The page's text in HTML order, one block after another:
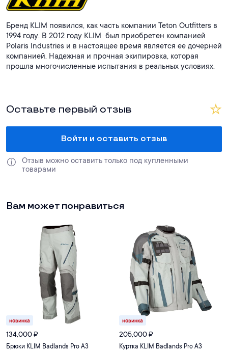
Бренд KLIM появился, как часть компании Teton Outfitters в
1994 году. В 2012 году KLIM был приобретен компанией
Polaris Industries и в настоящее время является ее дочерней
компанией. Надежная и прочная экипировка, которая
прошла многочисленные испытания в реальных условиях.
Оставьте первый отзыв
Войти и оставить отзыв
Отзыв можно оставить только под купленными
товарами
Вам может понравиться
новинка
134,000₽
Брюки KLIM Badlands Pro A3
новинка
205,000₽
Куртка KLIM Badlands Pro A3